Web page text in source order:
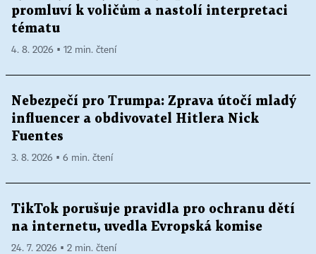
promluví k voličům a nastolí interpretaci
tématu
4. 8. 2026 ▪ 12 min. čtení
Nebezpečí pro Trumpa: Zprava útočí mladý
influencer a obdivovatel Hitlera Nick
Fuentes
3. 8. 2026 ▪ 6 min. čtení
TikTok porušuje pravidla pro ochranu dětí
na internetu, uvedla Evropská komise
24. 7. 2026 ▪ 2 min. čtení